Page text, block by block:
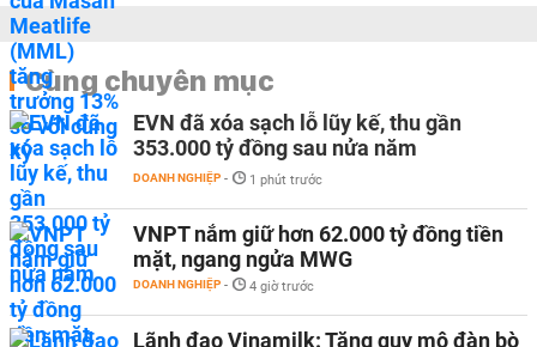
Cùng chuyên mục
EVN đã xóa sạch lỗ lũy kế, thu gần
353.000 tỷ đồng sau nửa năm
DOANH NGHIỆP - 1 phút trước
VNPT nắm giữ hơn 62.000 tỷ đồng tiền
mặt, ngang ngửa MWG
DOANH NGHIỆP - 4 giờ trước
Lãnh đạo Vinamilk: Tăng quy mô đàn bò